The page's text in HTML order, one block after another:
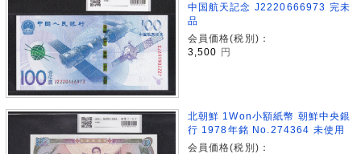
中国航天記念 J2220666973 完未
品
会員価格(税別)：
3,500
円
北朝鮮 1Won小額紙幣 朝鮮中央銀
行 1978年銘 No.274364 未使用
会員価格(税別)：